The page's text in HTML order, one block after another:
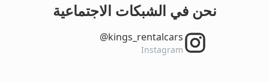
نحن في الشبكات الاجتماعية
‎@kings_rentalcars
Instagram